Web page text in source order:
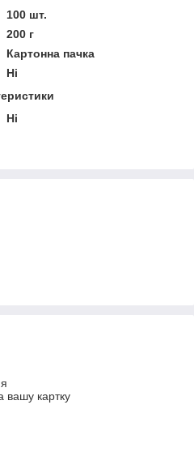
100 шт.
200 г
Картонна пачка
Ні
Ні
вашу картку